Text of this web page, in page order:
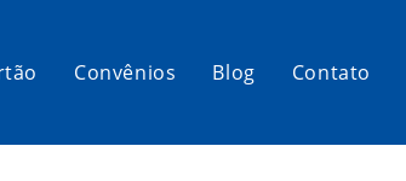
Convênios Blog Contato